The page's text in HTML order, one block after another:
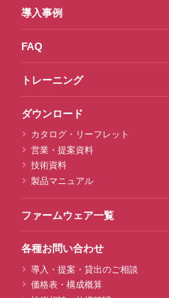
導入事例
FAQ
トレーニング
ダウンロード
カタログ・リーフレット
営業・提案資料
技術資料
製品マニュアル
ファームウェア一覧
各種お問い合わせ
導入・提案・貸出のご相談
価格表・構成概算